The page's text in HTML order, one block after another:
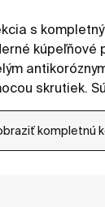
s
kúpeľňové
skrutiek.
kompletnú